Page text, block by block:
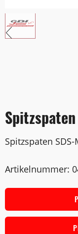
Spitzspaten SDS-
Artikelnummer: